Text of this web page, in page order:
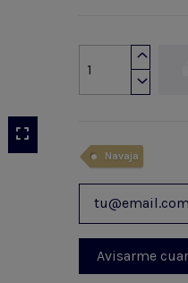
Navaja